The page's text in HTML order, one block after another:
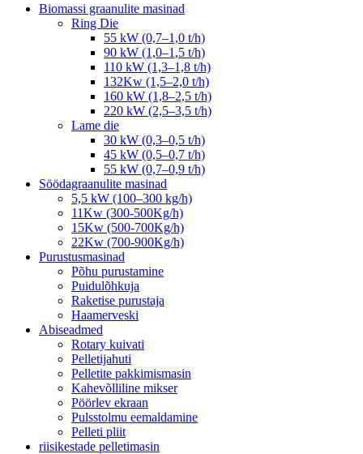
Biomassi graanulite masinad
Ring Die
55 kW (0,7–1,0 t/h)
90 kW (1,0–1,5 t/h)
110 kW (1,3–1,8 t/h)
132Kw (1,5–2,0 t/h)
160 kW (1,8–2,5 t/h)
220 kW (2,5–3,5 t/h)
Lame die
30 kW (0,3–0,5 t/h)
45 kW (0,5–0,7 t/h)
55 kW (0,7–0,9 t/h)
Söödagraanulite masinad
5,5 kW (100–300 kg/h)
11Kw (300-500Kg/h)
15Kw (500-700Kg/h)
22Kw (700-900Kg/h)
Purustusmasinad
Põhu purustamine
Puidulõhkuja
Raketise purustaja
Haamerveski
Abiseadmed
Rotary kuivati
Pelletijahuti
Pelletite pakkimismasin
Kahevõlliline mikser
Pöörlev ekraan
Pulsstolmu eemaldamine
Pelleti pliit
riisikestade pelletimasin